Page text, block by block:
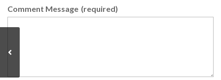
Comment Message (required)